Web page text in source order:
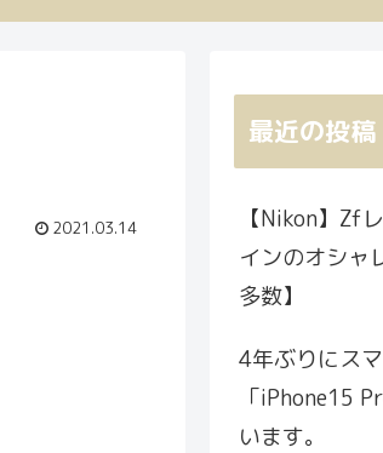
2021.03.14
最近の投稿
【Nikon】Zf
インのオシャ
多数】
4年ぶりにス
「iPhone15
います。